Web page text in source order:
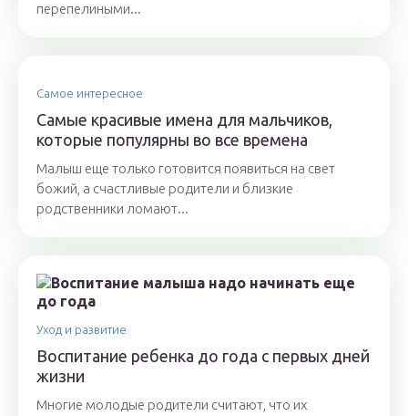
перепелиными...
Самое интересное
Самые красивые имена для мальчиков,
которые популярны во все времена
Малыш еще только готовится появиться на свет
божий, а счастливые родители и близкие
родственники ломают...
Уход и развитие
Воспитание ребенка до года с первых дней
жизни
Многие молодые родители считают, что их